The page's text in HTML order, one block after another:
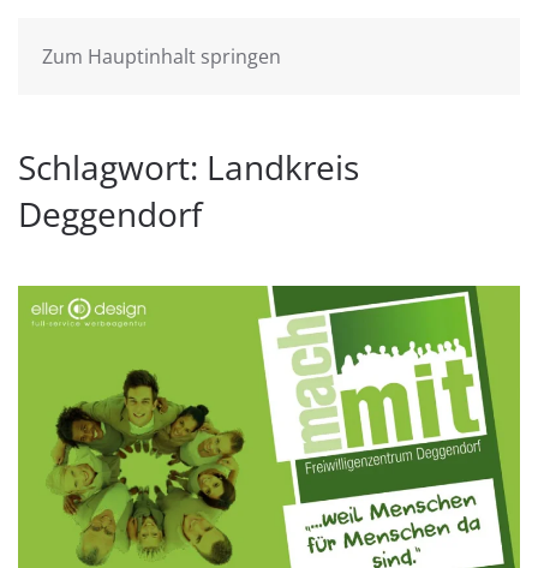
Zum Hauptinhalt springen
Schlagwort: Landkreis
Deggendorf